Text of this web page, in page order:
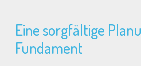
Eine sorgfältige
Fundament